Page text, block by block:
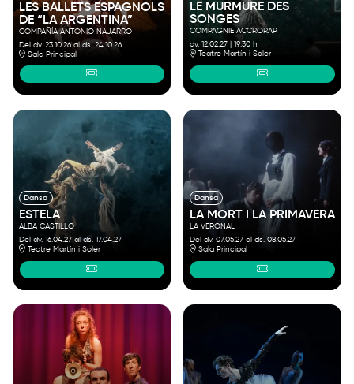
LES BALLETS ESPAGNOLS
DE “LA ARGENTINA”
COMPAÑÍA ANTONIO NAJARRO
Del dv. 23.10.26al ds. 24.10.26
Sala Principal
LE MURMURE DES
SONGES
COMPAGNIE ACCRORAP
dv. 12.02.27| 19:30 h
Teatre Martín i Soler
Dansa
ESTELA
ALBA CASTILLO
Del dv. 16.04.27 al ds. 17.04.27
Teatre Martín i Soler
Dansa
LA MORT I LA PRIMAVERA
LA VERONAL
Del dv. 07.05.27al ds. 08.05.27
Sala Principal